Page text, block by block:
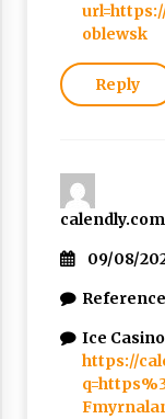
oblewsk
Reply
calendly.com
09/08/
Ice
https://